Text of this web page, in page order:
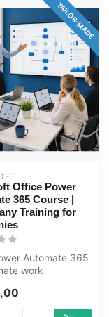
TAILOR-MADE
Office Power
365 Course |
Training for
Automate 365
work
com...